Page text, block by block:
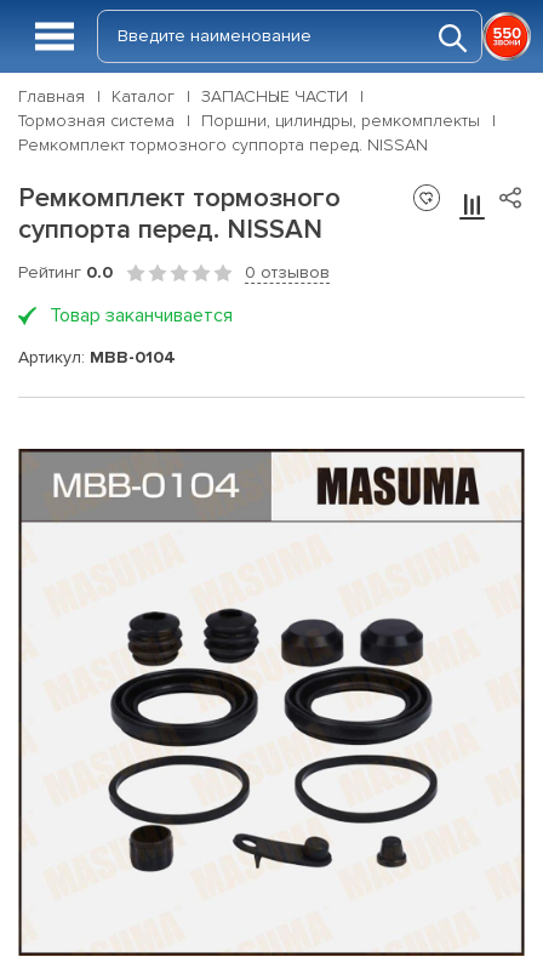
Главная Каталог
ЗАПАСНЫЕ ЧАСТИ
Тормозная система
Поршни, цилиндры, ремкомплекты
Ремкомплект тормозного суппорта перед. NISSAN
Ремкомплект тормозного
суппорта перед. NISSAN
Рейтинг 0.0 0 отзывов
Товар заканчивается
Артикул: MBB-0104